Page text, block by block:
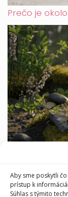
Aby sme poskytli
prístup k
Súhlas s týmito
Prečo je
Furiosa: